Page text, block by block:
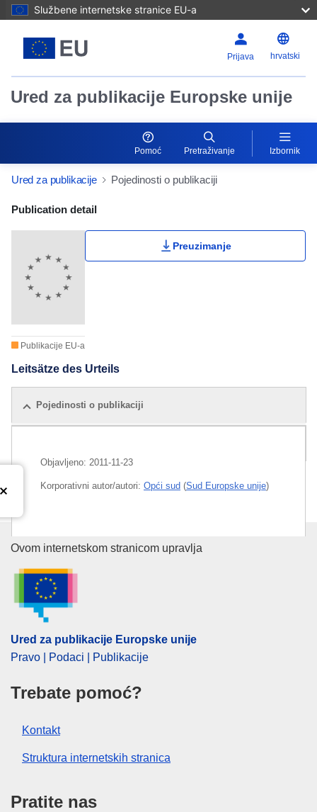
Službene internetske stranice EU-a
Prijava hrvatski
Ured za publikacije Europske unije
Pomoć Pretraživanje Izbornik
Ured za publikacije Pojedinosti o publikaciji
Publication Detail Actions Portlet
Publication detail
Publikacije EU-a
Preuzimanje
Leitsätze des Urteils
Pojedinosti o publikaciji
Objavljeno: 2011-11-23
Korporativni autor/autori: Opći sud (Sud Europske unije)
Ured za publikacije Europske
Ovom internetskom stranicom upravlja
Ured za publikacije Europske unije
Pravo | Podaci | Publikacije
Trebate pomoć?
Kontakt
Struktura internetskih stranica
Pratite nas